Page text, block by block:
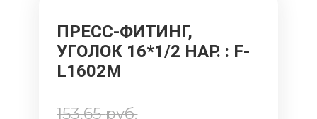
ПРЕСС-ФИТИНГ,
УГОЛОК 16*1/2 НАР. : F-
L1602M
153,65руб.